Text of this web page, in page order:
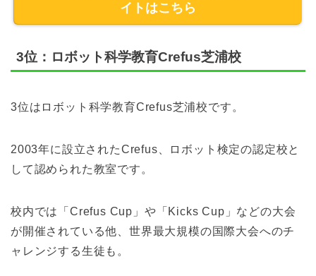
イトはこちら
3位：ロボット科学教育Crefus芝浦校
3位はロボット科学教育Crefus芝浦校です。
2003年に設立されたCrefus、ロボット検定の認定校と
して認められた教室です。
校内では「Crefus Cup」や「Kicks Cup」などの大会
が開催されている他、世界最大規模の国際大会へのチ
ャレンジする生徒も。